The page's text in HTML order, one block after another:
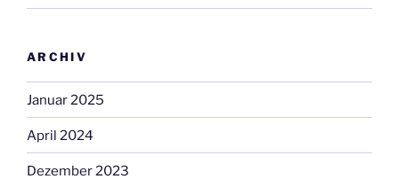
ARCHIV
Januar 2025
April 2024
Dezember 2023